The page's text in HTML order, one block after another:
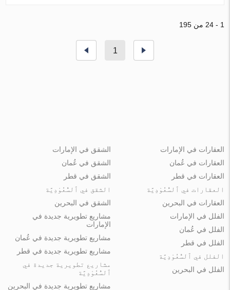
1 - 24 من 195
1
العقارات في الإمارات
العقارات في عُمان
العقارات في قطر
العقارات في ٱلسُّعُوْدِيَّة
العقارات في البحرين
الشقق في الإمارات
الشقق في عُمان
الشقق في قطر
الشقق في ٱلسُّعُوْدِيَّة
الشقق في البحرين
الفلل في الإمارات
الفلل في عُمان
الفلل في قطر
الفلل في ٱلسُّعُوْدِيَّة
الفلل في البحرين
مشاريع تطويرية جديدة في
الإمارات
مشاريع تطويرية جديدة في عُمان
مشاريع تطويرية جديدة في قطر
مشاريع تطويرية جديدة في
ٱلسُّعُوْدِيَّة
مشاريع تطويرية جديدة في البحرين